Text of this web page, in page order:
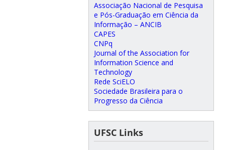
Associação Nacional de Pesquisa
e Pós-Graduação em Ciência da
Informação – ANCIB
CAPES
CNPq
Journal of the Association for
Information Science and
Technology
Rede SciELO
Sociedade Brasileira para o
Progresso da Ciência
UFSC Links